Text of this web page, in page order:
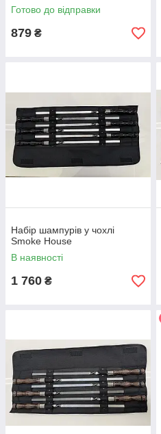
Готово до відправки
879 ₴
Набір шампурів у чохлі
Smoke House
В наявності
1 760 ₴